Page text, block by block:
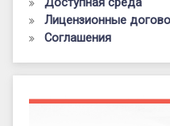
Лицензионные
Соглашения